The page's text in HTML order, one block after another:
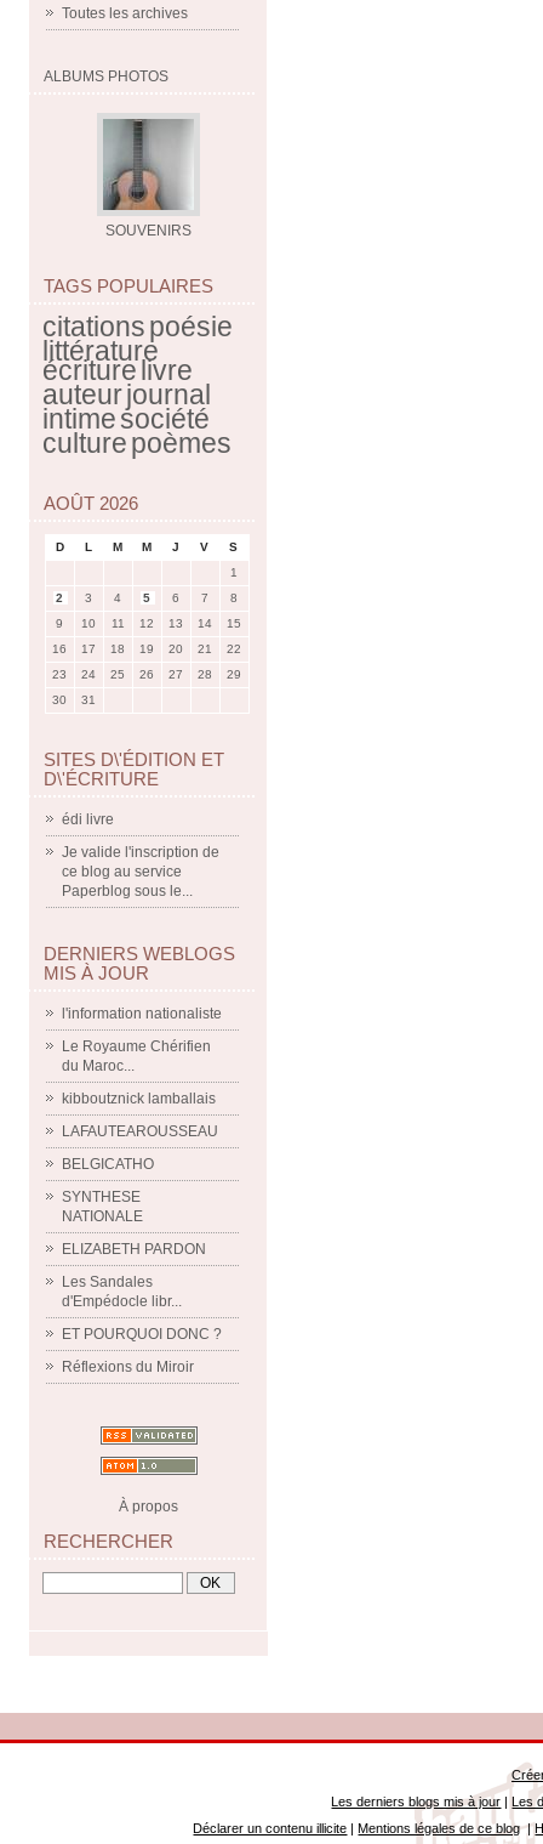
Toutes les archives
ALBUMS PHOTOS
SOUVENIRS
TAGS POPULAIRES
citationspoésie
littérature
écriturelivre
auteurjournal
intimesociété
culturepoèmes
AOÛT 2026
D L M M J V
S
1
2
3 4 5 6 7
8
9
10 11 12 13 14
15
16
17 18 19 20 21
22
23
24 25 26 27 28
29
30
31
SITES D\'ÉDITION ET
D\'ÉCRITURE
édi livre
Je valide l'inscription de
ce blog au service
Paperblog sous le...
DERNIERS WEBLOGS
MIS À JOUR
l'information nationaliste
Le Royaume Chérifien
du Maroc...
kibboutznick lamballais
LAFAUTEAROUSSEAU
BELGICATHO
SYNTHESE
NATIONALE
ELIZABETH PARDON
Les Sandales
d'Empédocle libr...
ET POURQUOI DONC ?
Réflexions du Miroir
À propos
RECHERCHER
Les derniers blogs mis à jour |Les
Déclarer un contenu illicite |Mentions légales de ce blog|